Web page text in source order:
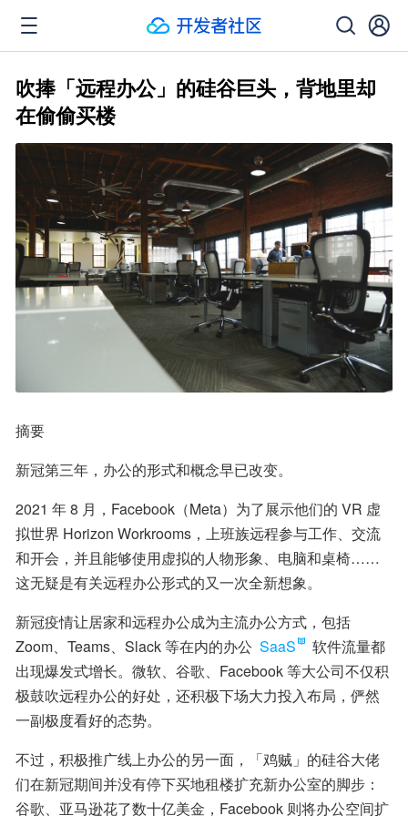
吹捧「远程办公」的硅谷巨头，背地里却
在偷偷买楼
摘要
新冠第三年，办公的形式和概念早已改变。
2021 年 8 月，Facebook（Meta）为了展示他们的 VR 虚
拟世界 Horizon Workrooms，上班族远程参与工作、交流
和开会，并且能够使用虚拟的人物形象、电脑和桌椅……
这无疑是有关远程办公形式的又一次全新想象。
新冠疫情让居家和远程办公成为主流办公方式，包括
Zoom、Teams、Slack 等在内的办公 SaaS
软件流量都
出现爆发式增长。微软、谷歌、Facebook 等大公司不仅积
极鼓吹远程办公的好处，还积极下场大力投入布局，俨然
一副极度看好的态势。
不过，积极推广线上办公的另一面，「鸡贼」的硅谷大佬
们在新冠期间并没有停下买地租楼扩充新办公室的脚步：
谷歌、亚马逊花了数十亿美金，Facebook 则将办公空间扩